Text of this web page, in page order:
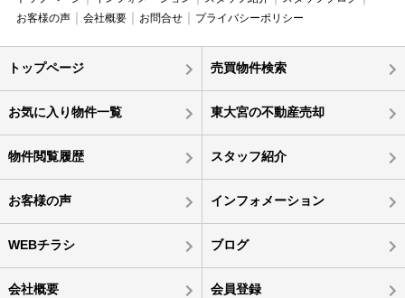
お客様の声
会社概要 お問合せ プライバシーポリシー
トップページ 売買物件検索
お気に入り物件一覧 東大宮の不動産売却
物件閲覧履歴 スタッフ紹介
お客様の声 インフォメーション
WEBチラシ ブログ
会社概要 会員登録